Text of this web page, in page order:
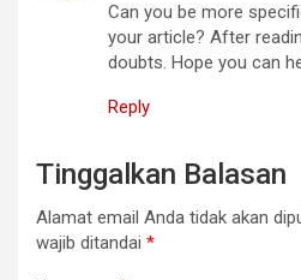
Can you be more
your article? After
doubts. Hope you can
Reply
Tinggalkan Balasan
Alamat email Anda tidak akan
wajib ditandai *